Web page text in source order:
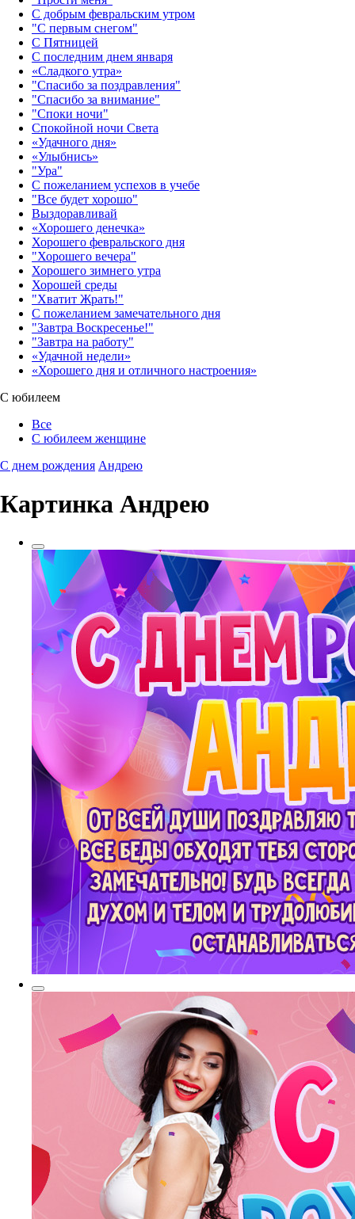
С добрым февральским утром
"С первым снегом"
С Пятницей
С последним днем января
«Сладкого утра»‎
"Спасибо за поздравления"
"Спасибо за внимание"
"Споки ночи"
Спокойной ночи Света
«Удачного дня»‎
«Улыбнись»‎
"Ура"
С пожеланием успехов в учебе
"Все будет хорошо"
Выздоравливай
«‎Хорошего денечка»‎
Хорошего февральского дня
"Хорошего вечера"
Хорошего зимнего утра
Хорошей среды
"Хватит Жрать!"
С пожеланием замечательного дня
"Завтра Воскресенье!"
"Завтра на работу"
«Удачной недели»‎
«Хорошего дня и отличного настроения»‎
С юбилеем
Все
С юбилеем женщине
С днем рождения Андрею
Картинка Андрею